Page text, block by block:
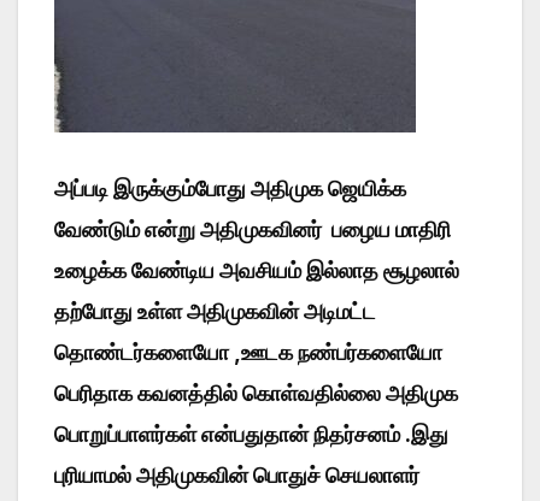
அப்படி இருக்கும்போது அதிமுக ஜெயிக்க
வேண்டும் என்று அதிமுகவினர் பழைய மாதிரி
உழைக்க வேண்டிய அவசியம் இல்லாத சூழலால்
தற்போது உள்ள அதிமுகவின் அடிமட்ட
தொண்டர்களையோ ,ஊடக நண்பர்களையோ
பெரிதாக கவனத்தில் கொள்வதில்லை அதிமுக
பொறுப்பாளர்கள் என்பதுதான் நிதர்சனம் .இது
புரியாமல் அதிமுகவின் பொதுச் செயலாளர்